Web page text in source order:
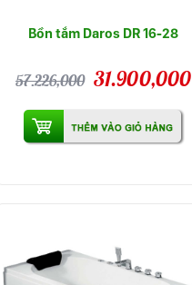
Bồn tắm Daros DR 16-28
57.226,000 31.900,000